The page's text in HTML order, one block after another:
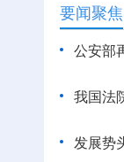
要闻聚焦
公安部
我国法
发展势